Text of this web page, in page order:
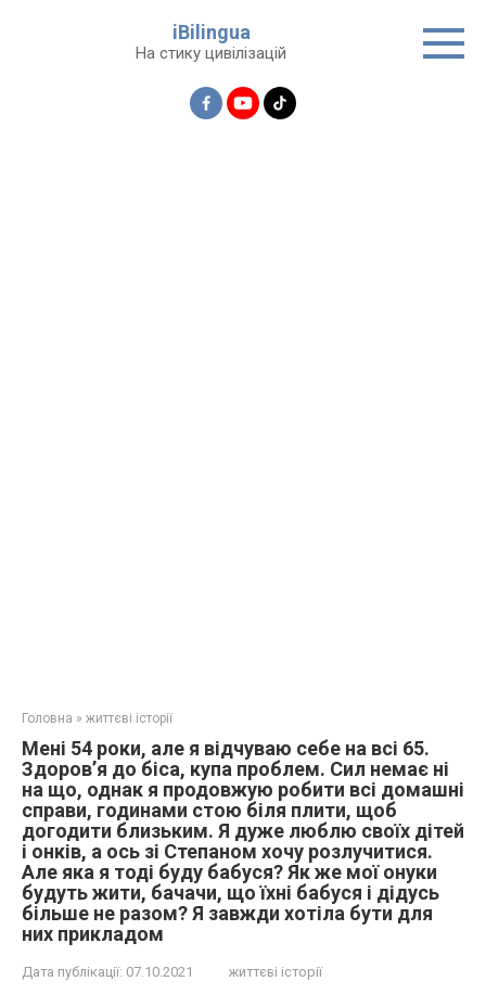
iBilingua
На стику цивілізацій
Головна » життєві історії
Мені 54 роки, але я відчуваю себе на всі 65.
Здоров’я до біса, купа проблем. Сил немає ні
на що, однак я продовжую робити всі домашні
справи, годинами стою біля плити, щоб
догодити близьким. Я дуже люблю своїх дітей
і онків, а ось зі Степаном хочу розлучитися.
Але яка я тоді буду бабуся? Як же мої онуки
будуть жити, бачачи, що їхні бабуся і дідусь
більше не разом? Я завжди хотіла бути для
них прикладом
Дата публікації: 07.10.2021 життєві історії